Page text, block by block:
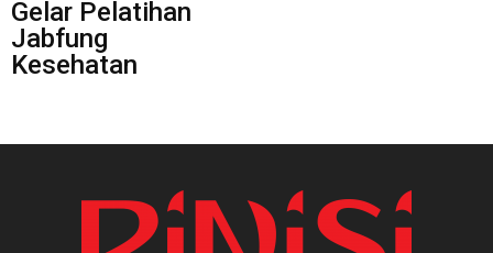
Gelar Pelatihan
Jabfung
Kesehatan